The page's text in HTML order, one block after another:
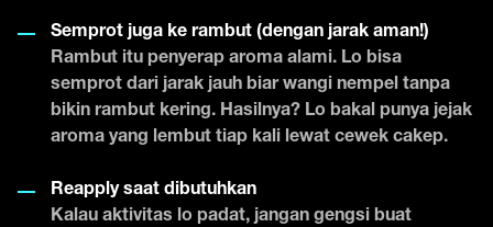
Semprot juga ke rambut (dengan jarak aman!)
Rambut itu penyerap aroma alami. Lo bisa
semprot dari jarak jauh biar wangi nempel tanpa
bikin rambut kering. Hasilnya? Lo bakal punya jejak
aroma yang lembut tiap kali lewat cewek cakep.
Reapply saat dibutuhkan
Kalau aktivitas lo padat, jangan gengsi buat